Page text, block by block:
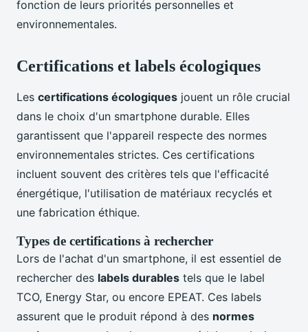
fonction de leurs priorités personnelles et
environnementales.
Certifications et labels écologiques
Les certifications écologiques jouent un rôle crucial
dans le choix d'un smartphone durable. Elles
garantissent que l'appareil respecte des normes
environnementales strictes. Ces certifications
incluent souvent des critères tels que l'efficacité
énergétique, l'utilisation de matériaux recyclés et
une fabrication éthique.
Types de certifications à rechercher
Lors de l'achat d'un smartphone, il est essentiel de
rechercher des labels durables tels que le label
TCO, Energy Star, ou encore EPEAT. Ces labels
assurent que le produit répond à des normes